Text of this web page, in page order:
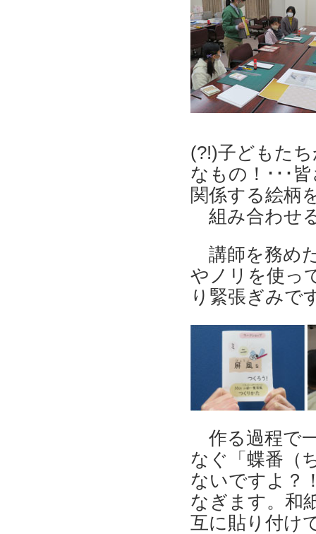
(?!)子どもた
なもの！･･･
関係する絵柄
組み合わせ
講師を務め
やノリを使っ
り緊張ぎみで
作る過程で
なぐ「蝶番（
ないですよ？
なぎます。和
互に貼り付け